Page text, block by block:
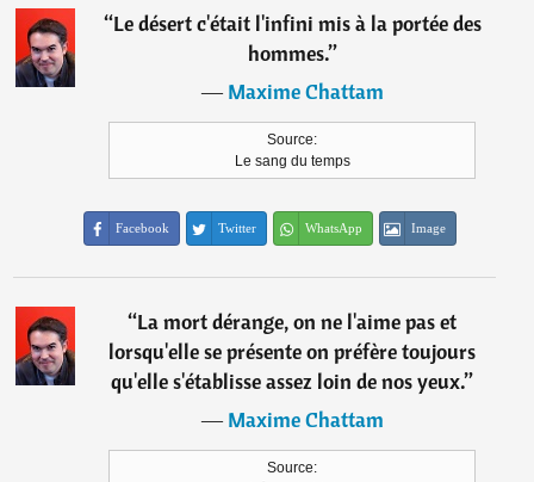
“Le désert c'était l'infini mis à la portée des
hommes.”
―Maxime Chattam
Source:
Le sang du temps
Facebook Twitter WhatsApp Image
“La mort dérange, on ne l'aime pas et
lorsqu'elle se présente on préfère toujours
qu'elle s'établisse assez loin de nos yeux.”
―Maxime Chattam
Source: